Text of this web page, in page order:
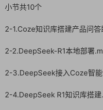
小节共10个
2-1.Coze知识库搭建产品问
2-2.DeepSeek-R1本地部署
2-3.DeepSeek接入Coze智
2-4.DeepSeek R1知识库搭